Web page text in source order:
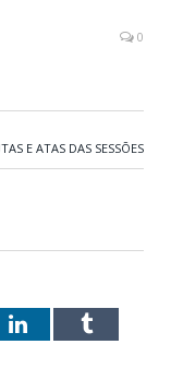
0
E ATAS DAS SESSÕES
LinkedInTumblr